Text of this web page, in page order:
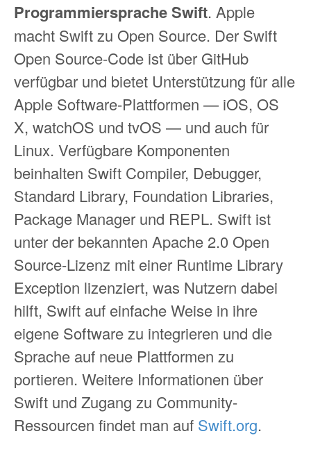
Programmiersprache Swift. Apple
macht Swift zu Open Source. Der Swift
Open Source-Code ist über GitHub
verfügbar und bietet Unterstützung für alle
Apple Software-Plattformen — iOS, OS
X, watchOS und tvOS — und auch für
Linux. Verfügbare Komponenten
beinhalten Swift Compiler, Debugger,
Standard Library, Foundation Libraries,
Package Manager und REPL. Swift ist
unter der bekannten Apache 2.0 Open
Source-Lizenz mit einer Runtime Library
Exception lizenziert, was Nutzern dabei
hilft, Swift auf einfache Weise in ihre
eigene Software zu integrieren und die
Sprache auf neue Plattformen zu
portieren. Weitere Informationen über
Swift und Zugang zu Community-
Ressourcen findet man auf Swift.org.